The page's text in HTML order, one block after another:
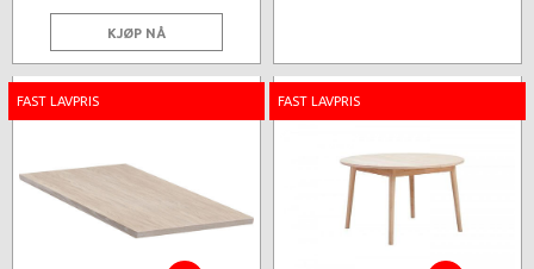
KJØP NÅ
FAST LAVPRIS FAST LAVPRIS